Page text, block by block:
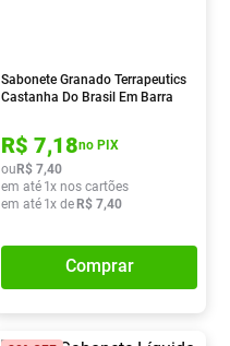
Sabonete Granado Terrapeutics
Castanha Do Brasil Em Barra
R$ 7,18no PIX
ouR$ 7,40
em até 1x nos cartões
em até 1x deR$ 7,40
Comprar